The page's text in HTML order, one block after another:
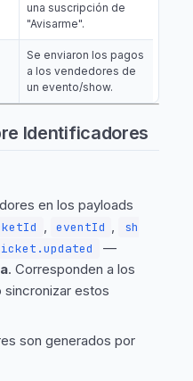
una suscripción de
"Avisarme".
Se enviaron los pagos
a los vendedores de
un evento/show.
Identificadores
en los payloads
, eventId ,
sh
—
. Corresponden a los
sincronizar estos
son generados por